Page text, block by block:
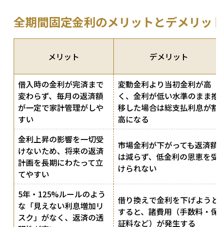
メリット デメリット
借入時の金利が完済まで
変わらず、毎月の返済額
が一定で家計管理がしや
すい
変動金利より当初金利が高
く、金利が低い水準のまま
移した場合は総支払利息が
高になる
金利上昇の影響を一切受
けないため、将来の返済
計画を長期にわたって立
てやすい
市場金利が下がっても返済額
は減らず、低金利の恩恵を受
けられない
5年・125%ルールのよう
な「見えない利息増加リ
スク」がなく、返済の透
借り換えで金利を下げよう
すると、諸費用（手数料・保
証料など）が発生する
全期間固定金利のメリットとデメリッ